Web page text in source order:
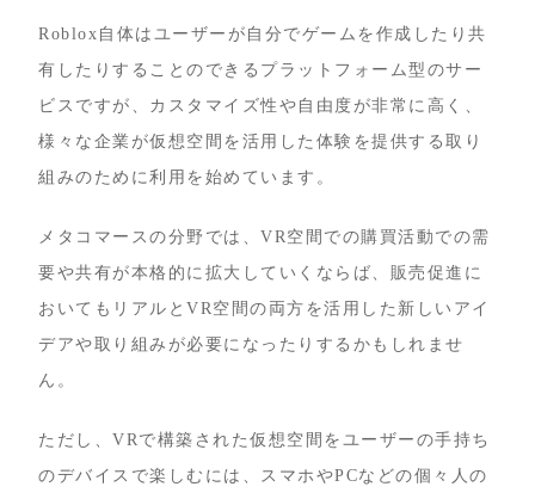
Roblox自体はユーザーが自分でゲームを作成したり共
有したりすることのできるプラットフォーム型のサー
ビスですが、カスタマイズ性や自由度が非常に高く、
様々な企業が仮想空間を活用した体験を提供する取り
組みのために利用を始めています。
メタコマースの分野では、VR空間での購買活動での需
要や共有が本格的に拡大していくならば、販売促進に
おいてもリアルとVR空間の両方を活用した新しいアイ
デアや取り組みが必要になったりするかもしれませ
ん。
ただし、VRで構築された仮想空間をユーザーの手持ち
のデバイスで楽しむには、スマホやPCなどの個々人の